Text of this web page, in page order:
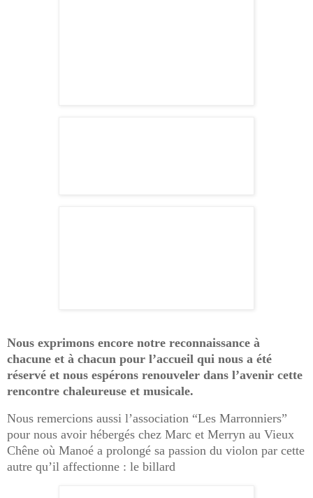
Nous exprimons encore notre reconnaissance à
chacune et à chacun pour l’accueil qui nous a été
réservé et nous espérons renouveler dans l’avenir cette
rencontre chaleureuse et musicale.
Nous remercions aussi l’association “Les Marronniers”
pour nous avoir hébergés chez Marc et Merryn au Vieux
Chêne où Manoé a prolongé sa passion du violon par cette
autre qu’il affectionne : le billard